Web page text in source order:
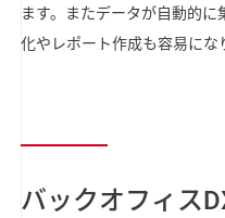
ます。またデータが自動的
化やレポート作成も容易にな
バックオフィス